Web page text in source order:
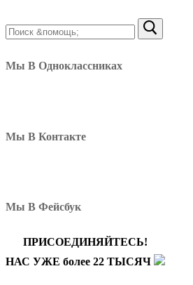
Найти:
Мы В Одноклассниках
Мы В Контакте
Мы В Фейсбук
ПРИСОЕДИНЯЙТЕСЬ!
НАС УЖЕ более 22 ТЫСЯЧ